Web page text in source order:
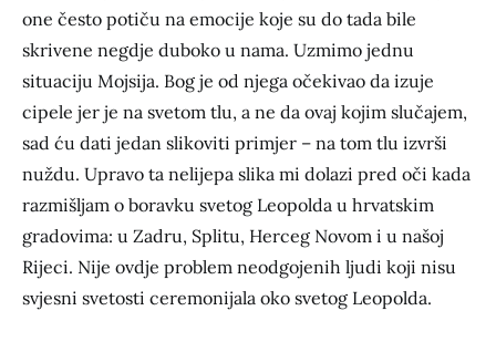
one često potiču na emocije koje su do tada bile
skrivene negdje duboko u nama. Uzmimo jednu
situaciju Mojsija. Bog je od njega očekivao da izuje
cipele jer je na svetom tlu, a ne da ovaj kojim slučajem,
sad ću dati jedan slikoviti primjer – na tom tlu izvrši
nuždu. Upravo ta nelijepa slika mi dolazi pred oči kada
razmišljam o boravku svetog Leopolda u hrvatskim
gradovima: u Zadru, Splitu, Herceg Novom i u našoj
Rijeci. Nije ovdje problem neodgojenih ljudi koji nisu
svjesni svetosti ceremonijala oko svetog Leopolda.